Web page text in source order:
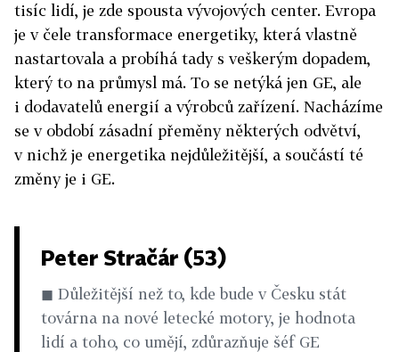
tisíc lidí, je zde spousta vývojových center. Evropa
je v čele transformace energetiky, která vlastně
nastartovala a probíhá tady s veškerým dopadem,
který to na průmysl má. To se netýká jen GE, ale
i dodavatelů energií a výrobců zařízení. Nacházíme
se v období zásadní přeměny některých odvětví,
v nichž je energetika nejdůležitější, a součástí té
změny je i GE.
Peter Stračár (53)
◼ Důležitější než to, kde bude v Česku stát
továrna na nové letecké motory, je hodnota
lidí a toho, co umějí, zdůrazňuje šéf GE